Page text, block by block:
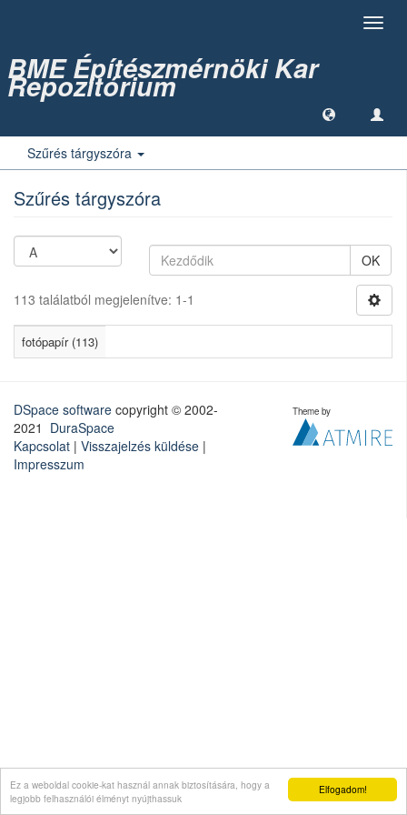
Elfogadom!
Ez a weboldal cookie-kat használ annak biztosítására, hogy a
legjobb felhasználói élményt nyújthassuk
BME Építészmérnöki Kar
Repozitórium
Szűrés tárgyszóra
Szűrés tárgyszóra
OK
113 találatból megjelenítve: 1-1
fotópapír (113)
DSpace software copyright © 2002-
2021 DuraSpace
Kapcsolat | Visszajelzés küldése |
Impresszum
Theme by